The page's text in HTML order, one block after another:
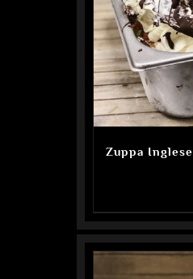
Zuppa Inglese